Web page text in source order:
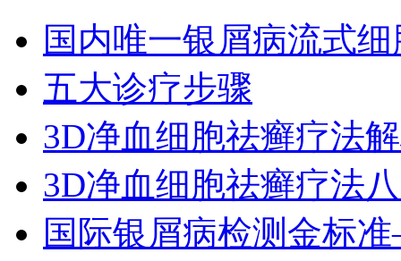
国内唯一银屑病流式
五大诊疗步骤
3D净血细胞祛癣疗法
3D净血细胞祛癣疗法
国际银屑病检测金标